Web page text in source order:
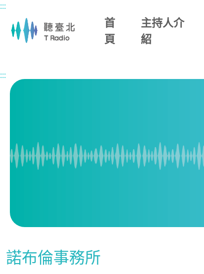
主要內容區塊
:::
首
頁
主持人介
紹
:::
諾布倫事務所